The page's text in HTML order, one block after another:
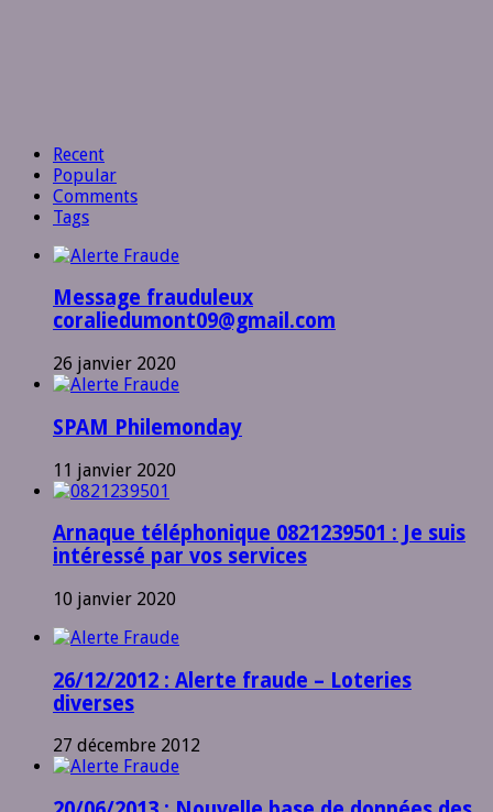
Recent
Popular
Comments
Tags
Message frauduleux
coraliedumont09@gmail.com
26 janvier 2020
SPAM Philemonday
11 janvier 2020
Arnaque téléphonique 0821239501 : Je suis
intéressé par vos services
10 janvier 2020
26/12/2012 : Alerte fraude – Loteries
diverses
27 décembre 2012